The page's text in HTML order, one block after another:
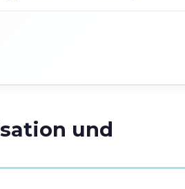
und